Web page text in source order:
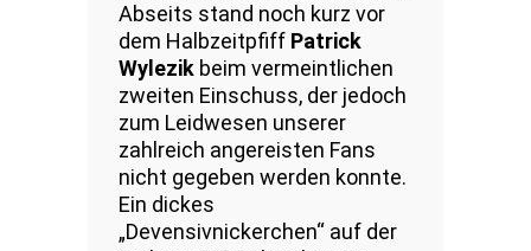
Abseits stand noch kurz vor
dem Halbzeitpfiff Patrick
Wylezik beim vermeintlichen
zweiten Einschuss, der jedoch
zum Leidwesen unserer
zahlreich angereisten Fans
nicht gegeben werden konnte.
Ein dickes
„Devensivnickerchen“ auf der